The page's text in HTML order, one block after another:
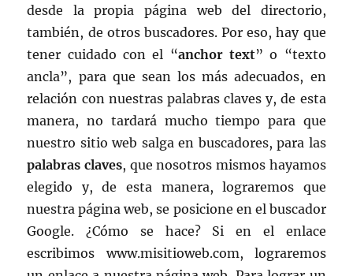
desde la propia página web del directorio,
también, de otros buscadores. Por eso, hay que
tener cuidado con el “anchor text” o “texto
ancla”, para que sean los más adecuados, en
relación con nuestras palabras claves y, de esta
manera, no tardará mucho tiempo para que
nuestro sitio web salga en buscadores, para las
palabras claves, que nosotros mismos hayamos
elegido y, de esta manera, lograremos que
nuestra página web, se posicione en el buscador
Google. ¿Cómo se hace? Si en el enlace
escribimos www.misitioweb.com, lograremos